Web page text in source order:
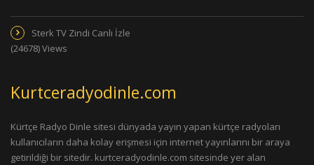
Sterk TV Zindi Canlı İzle
(24678) Views
Kurtceradyodinle.com
Kürtçe Radyo Dinle sitesi dünyada yayın yapan kürtçe radyoları
kullanıcıların daha kolay erişmesi için internet yayınlarını bir araya
getirildiği bir sitedir. kurtceradyodinle.com sitesinde yer alan